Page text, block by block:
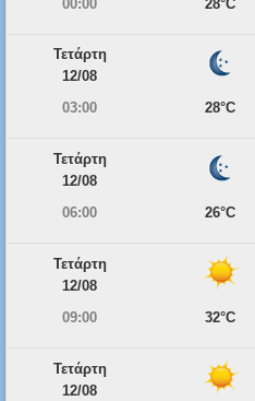
00:00
28°C
Τετάρτη
12/08
03:00
28°C
Τετάρτη
12/08
06:00
26°C
Τετάρτη
12/08
09:00
32°C
Τετάρτη
12/08